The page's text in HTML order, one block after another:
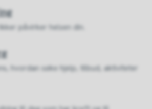
påvirker helsen din.
hvordan søke hjelp, tilbud, aktiviteter